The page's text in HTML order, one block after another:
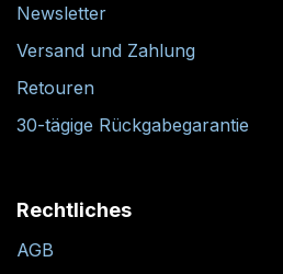
Newsletter
Versand und Zahlung
Retouren
30-tägige Rückgabegarantie
Rechtliches
AGB